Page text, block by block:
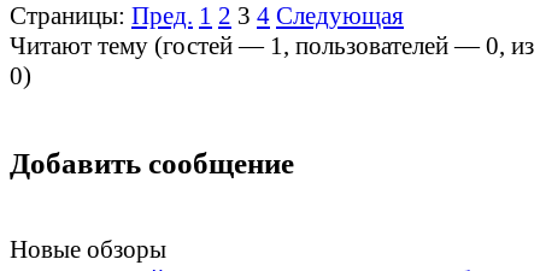
Страницы: Пред. 1 2 3 4 Следующая
Читают тему (гостей — 1, пользователей —0,
0)
Добавить сообщение
Новые обзоры